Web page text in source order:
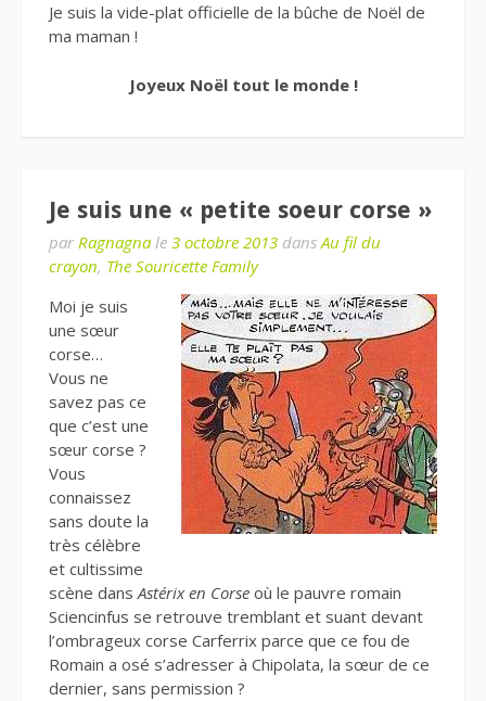
Je suis la vide-plat officielle de la bûche de Noël de
ma maman !
Joyeux Noël tout le monde !
Je suis une « petite soeur corse »
par Ragnagna le 3 octobre 2013 dansAu fil du
crayon, The Souricette Family
Moi je suis
une sœur
corse…
Vous ne
savez pas ce
que c’est une
sœur corse ?
Vous
connaissez
sans doute la
très célèbre
et cultissime
scène dansAstérix en Corse où le pauvre romain
Sciencinfus se retrouve tremblant et suant devant
l’ombrageux corse Carferrix parce que ce fou de
Romain a osé s’adresser à Chipolata, la sœur de ce
dernier, sans permission ?